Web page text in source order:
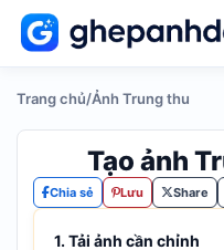
Trang chủ/Ảnh Trung thu
Tạo ảnh
Chia sẻ Lưu Share
1. Tải ảnh cần chỉnh